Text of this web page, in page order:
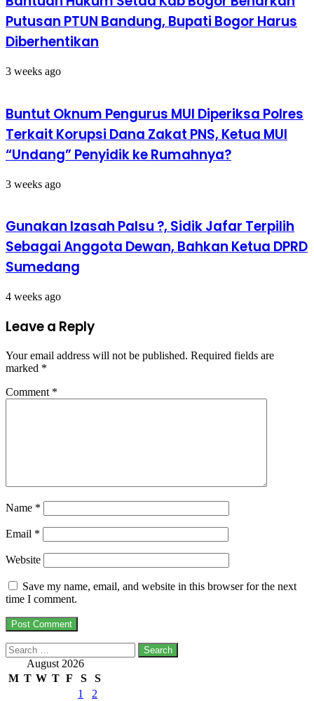
Putusan PTUN Bandung, Bupati Bogor Harus
Diberhentikan
3 weeks ago
Buntut Oknum Pengurus MUI Diperiksa Polres
Terkait Korupsi Dana Zakat PNS, Ketua MUI
“Undang” Penyidik ke Rumahnya?
3 weeks ago
Gunakan Izasah Palsu ?, Sidik Jafar Terpilih
Sebagai Anggota Dewan, Bahkan Ketua DPRD
Sumedang
4 weeks ago
Leave a Reply
Your email address will not be published. Required fields are
marked *
Comment *
Name *
Email *
Website
Save my name, email, and website in this browser for the next
time I comment.
Search
for: August 2026
M T W T F S
S
1
2